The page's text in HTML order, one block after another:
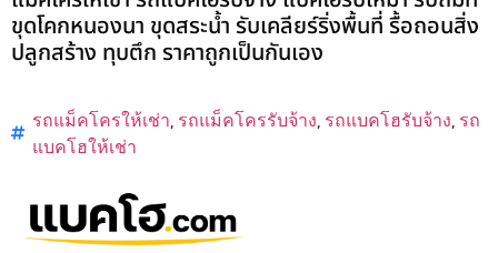
ขุดโคกหนองนา ขุดสระน้ำ รับเคลียร์ริ่งพื้นที่ รื้อถอนสิ่ง
ปลูกสร้าง ทุบตึก ราคาถูกเป็นกันเอง
รถแม็คโครให้เช่า, รถแม็คโครรับจ้าง, รถแบคโฮรับจ้าง, รถ
แบคโฮให้เช่า